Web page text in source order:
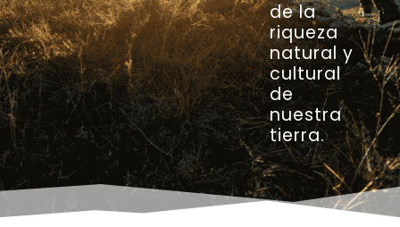
de la
riqueza
natural y
cultural
de
nuestra
tierra.